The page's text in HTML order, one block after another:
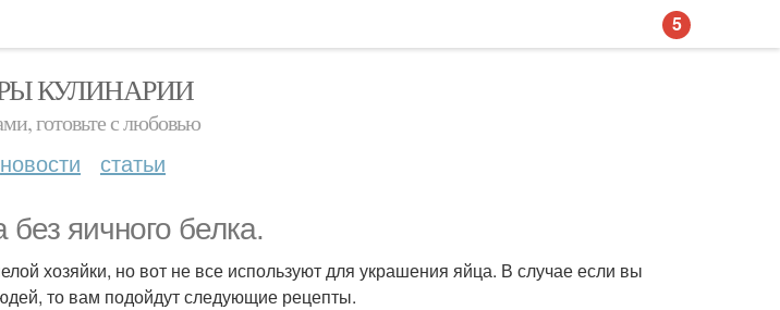
КУЛИНАРИИ
готовьте с любовью
новости статьи
без яичного белка.
хозяйки, но вот не все используют для украшения яйца. В случае если вы
то вам подойдут следующие рецепты.
5